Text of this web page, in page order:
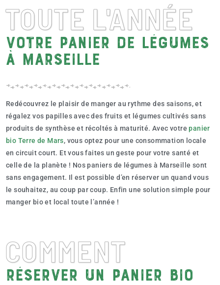
TOUTE L'ANNÉE
Votre panier de légumes
à Marseille
Redécouvrez le plaisir de manger au rythme des saisons, et
régalez vos papilles avec des fruits et légumes cultivés sans
produits de synthèse et récoltés à maturité. Avec votrepanier
bio Terre de Mars, vous optez pour une consommation locale
en circuit court. Et vous faites un geste pour votre santé et
celle de la planète ! Nos paniers de légumes à Marseille sont
sans engagement. Il est possible d’en réserver un quand vous
le souhaitez, au coup par coup. Enfin une solution simple pour
manger bio et local toute l’année !
COMMENT
réserver un panier bio